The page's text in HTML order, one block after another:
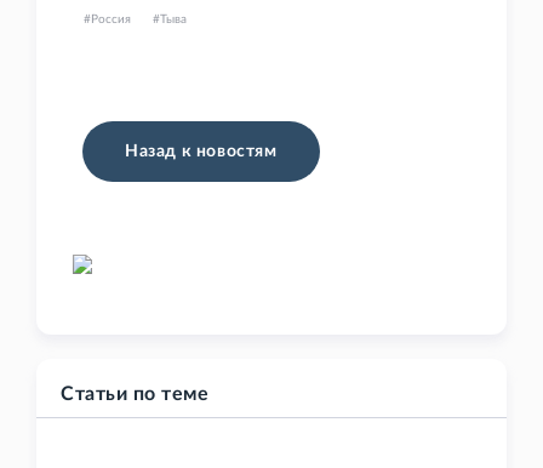
Россия Тыва
Назад к новостям
Статьи по теме